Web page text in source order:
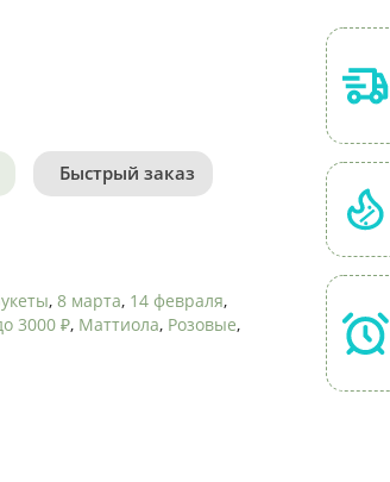
Быстрый заказ
, 8 марта, 14 февраля,
3000 ₽, Маттиола, Розовые,